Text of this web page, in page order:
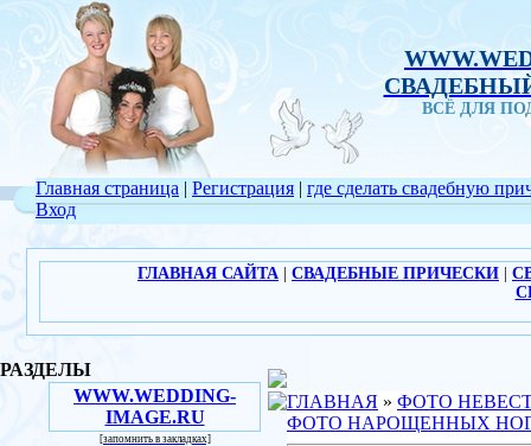
ВСЁ ДЛЯ
Главная страница | Регистрация |
Вход
где сделать свадебную
ГЛАВНАЯ САЙТА СВАДЕБНЫЕ ПРИЧЕСКИ
РАЗДЕЛЫ
WWW.WEDDING-
IMAGE.RU
[запомнить в закладках]
ГЛАВНАЯ » ФОТО
ФОТО НАРОЩЕННЫХ